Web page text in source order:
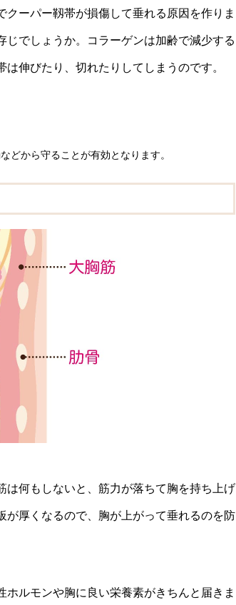
ーパー靱帯が損傷して垂れる原因を作りま
でしょうか。コラーゲンは加齢で減少する
伸びたり、切れたりしてしまうのです。
どから守ることが有効となります。
は何もしないと、筋力が落ちて胸を持ち上げ
が厚くなるので、胸が上がって垂れるのを防
ルモンや胸に良い栄養素がきちんと届きま